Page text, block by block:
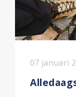
07 januari